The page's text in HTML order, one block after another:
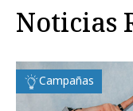
Noticias
Campañas